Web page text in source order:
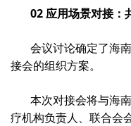
02 应用场景对接：
会议讨论确定了海
接会的组织方案。
本次对接会将与海
疗机构负责人、联合会